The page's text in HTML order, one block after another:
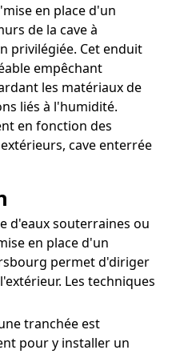
en place d'un
de la cave à
privilégiée. Cet enduit
empêchant
les matériaux de
liés à l'humidité.
en fonction des
cave enterrée
d'eaux souterraines ou
en place d'un
permet d'diriger
Les techniques
tranchée est
pour y installer un